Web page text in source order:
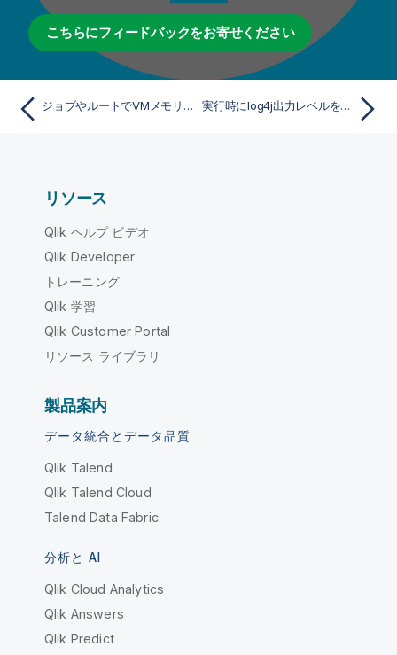
こちらにフィードバックをお寄せください
ジョブやルートでVMメモリの制限を指定 実行時にlog4j出力レベルをカスタマイズ
リソース
Qlik ヘルプ ビデオ
Qlik Developer
トレーニング
Qlik 学習
Qlik Customer Portal
リソース ライブラリ
製品案内
データ統合とデータ品質
Qlik Talend
Qlik Talend Cloud
Talend Data Fabric
分析と AI
Qlik Cloud Analytics
Qlik Answers
Qlik Predict